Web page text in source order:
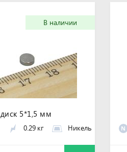
В наличии
диск 5*1,5 мм
0.29 кг Никель N